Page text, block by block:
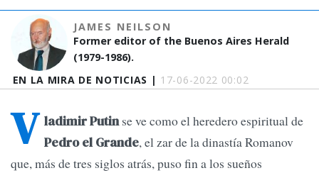
EN LA MIRA DE NOTICIAS | 17-06-2022 00:02
JAMES NEILSON
Former editor of the Buenos Aires Herald
(1979-1986).
V ladimir Putinse ve como el heredero espiritual de
Pedro el Grande, el zar de la dinastía Romanov
que, más de tres siglos atrás, puso fin a los sueños